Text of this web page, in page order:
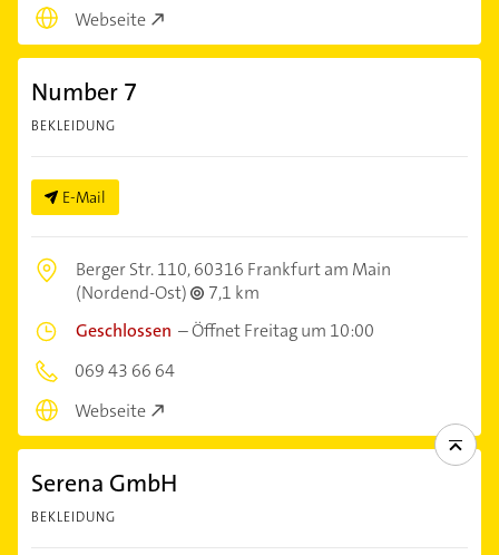
Webseite
Number 7
BEKLEIDUNG
E-Mail
Berger Str. 110,60316 Frankfurt am Main
(Nordend-Ost)
7,1 km
Geschlossen –Öffnet Freitag um 10:00
069 43 66 64
Webseite
Serena GmbH
BEKLEIDUNG